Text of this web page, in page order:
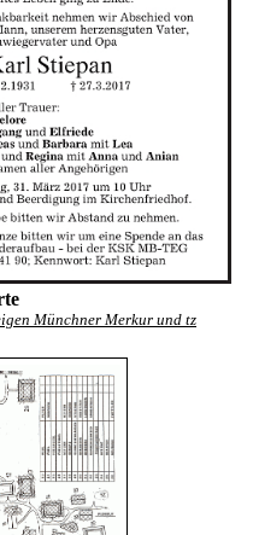
Münchner Merkur und tz